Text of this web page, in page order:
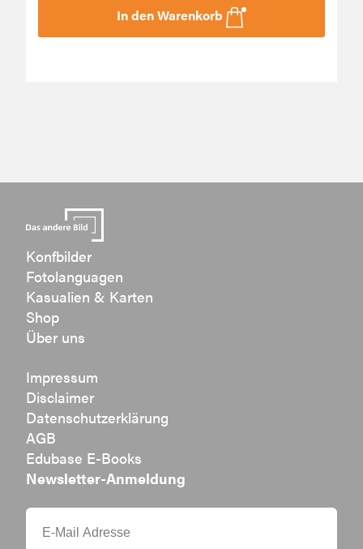
In den Warenkorb
Konfbilder
Fotolanguagen
Kasualien & Karten
Shop
Über uns
Impressum
Disclaimer
Datenschutzerklärung
AGB
Edubase E-Books
Newsletter-Anmeldung